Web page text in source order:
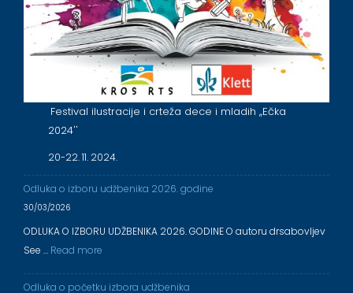
Festival ilustracije i crteža dece i mladih ,,Ečka
2024''
20-22. 11. 2024.
Odluka o izboru udžbenika 2026. godine
30/03/2026
ODLUKA O IZBORU UDŽBENIKA 2026. GODINE O autoru drsabovljev
See … Read more
Odluka o početku izbora udžbenika